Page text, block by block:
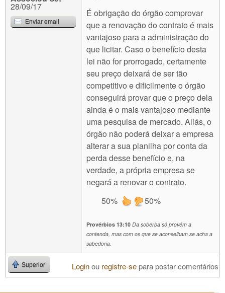
28/09/17
Enviar email
É obrigação do órgão comprovar
que a renovação do contrato é mais
vantajoso para a administração do
que licitar. Caso o benefício desta
lei não for prorrogado, certamente
seu preço deixará de ser tão
competitivo e dificilmente o órgão
conseguirá provar que o preço dela
ainda é o mais vantajoso mediante
uma pesquisa de mercado. Aliás, o
órgão não poderá deixar a empresa
alterar a sua planilha por conta da
perda desse benefício e, na
verdade, a própria empresa se
negará a renovar o contrato.
50%
50%
Provérbios 13:10 Da soberba só provém a
contenda, mas com os que se aconselham se acha a
sabedoria.
Superior Loginou registre-separa postar comentários